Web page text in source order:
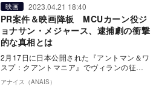
映画 2023.04.21 18:40
PR案件＆映画降板 MCUカーン役ジ
ョナサン・メジャース、逮捕劇の衝撃
的な真相とは
2月17日に日本公開された『アントマン＆ワ
スプ：クアントマニア』でヴィランの征服
ースが、3…
アナイス（ANAIS）